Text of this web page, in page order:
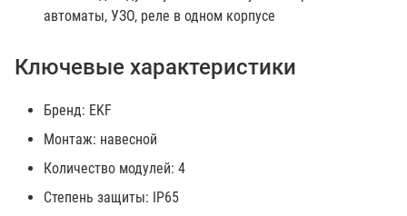
автоматы, УЗО, реле в одном корпусе
Ключевые характеристики
Бренд: EKF
Монтаж: навесной
Количество модулей: 4
Степень защиты: IP65